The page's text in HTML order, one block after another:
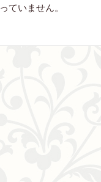
ていません。